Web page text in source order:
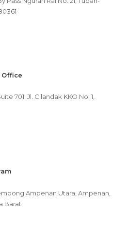
Office
701, Jl. Cilandak KKO No. 1,
Ampenan Utara, Ampenan,
Barat